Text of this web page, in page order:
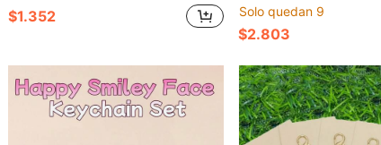
$1.352
Solo quedan 9
$2.803